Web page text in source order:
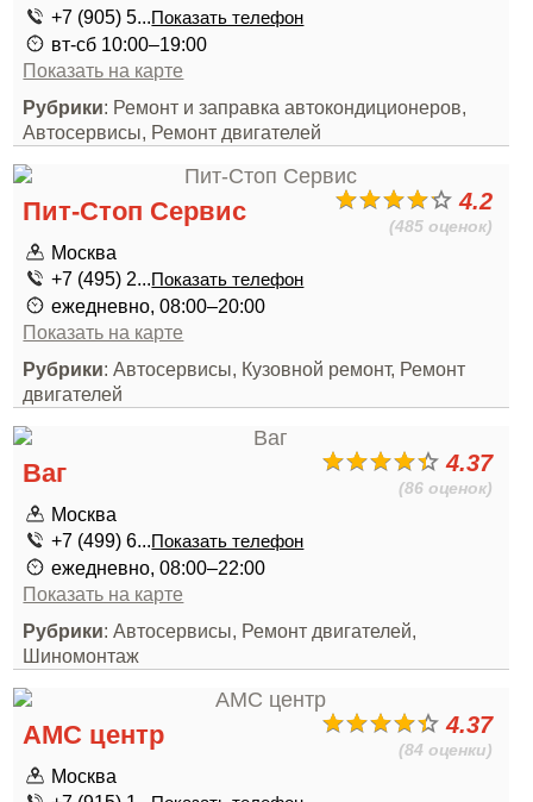
+7 (905) 5...Показать телефон
вт-сб 10:00–19:00
Показать на карте
Рубрики: Ремонт и заправка автокондиционеров,
Автосервисы, Ремонт двигателей
4.2
(485 оценок)
Пит-Стоп Сервис
Москва
+7 (495) 2...Показать телефон
ежедневно, 08:00–20:00
Показать на карте
Рубрики: Автосервисы, Кузовной ремонт, Ремонт
двигателей
4.37
(86 оценок)
Ваг
Москва
+7 (499) 6...Показать телефон
ежедневно, 08:00–22:00
Показать на карте
Рубрики: Автосервисы, Ремонт двигателей,
Шиномонтаж
4.37
(84 оценки)
АМС центр
Москва